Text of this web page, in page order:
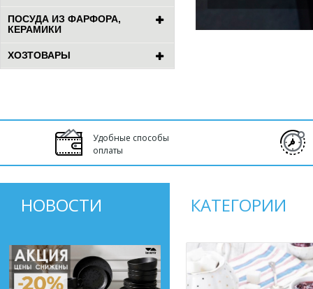
ПОСУДА ИЗ ФАРФОРА,
КЕРАМИКИ
ХОЗТОВАРЫ
Удобные способы
оплаты
НОВОСТИ КАТЕГОРИИ